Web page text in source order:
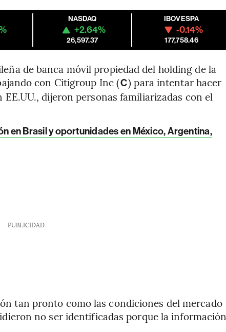
NASDAQ
+2.64%
26,597.37
IBOVESPA
-0.14%
177,758.46
de banca móvil propiedad del holding de la
con Citigroup Inc (C) para intentar hacer
dijeron personas familiarizadas con el
en Brasil y oportunidades en México, Argentina,
PUBLICIDAD
tan pronto como las condiciones del mercado
no ser identificadas porque la información